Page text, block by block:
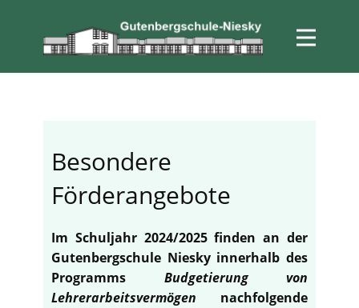
Besondere
Förderangebote
Im Schuljahr 2024/2025 finden an der
Gutenbergschule Niesky innerhalb des
Programms Budgetierung von
Lehrerarbeitsvermögen nachfolgende